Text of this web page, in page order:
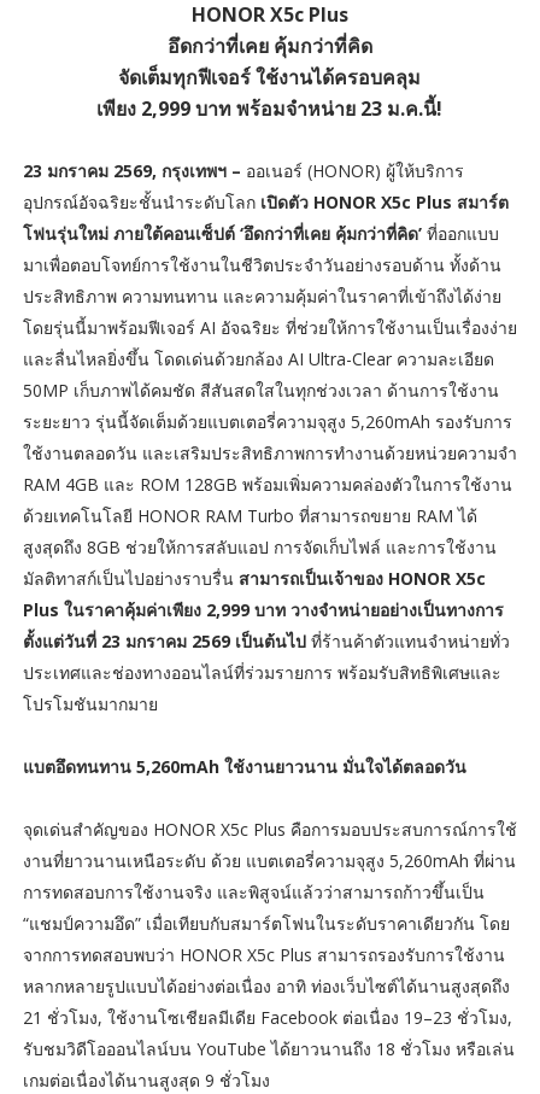
HONOR X5c Plus
อึดกว่าที่เคย คุ้มกว่าที่คิด
จัดเต็มทุกฟีเจอร์ ใช้งานได้ครอบคลุม
เพียง 2,999 บาท พร้อมจำหน่าย 23 ม.ค.นี้!
23 มกราคม 2569, กรุงเทพฯ – ออเนอร์ (HONOR) ผู้ให้บริการ
อุปกรณ์อัจฉริยะชั้นนำระดับโลก เปิดตัว HONOR X5c Plus สมาร์ต
โฟนรุ่นใหม่ ภายใต้คอนเซ็ปต์ ‘อึดกว่าที่เคย คุ้มกว่าที่คิด’ ที่ออกแบบ
มาเพื่อตอบโจทย์การใช้งานในชีวิตประจำวันอย่างรอบด้าน ทั้งด้าน
ประสิทธิภาพ ความทนทาน และความคุ้มค่าในราคาที่เข้าถึงได้ง่าย
โดยรุ่นนี้มาพร้อมฟีเจอร์ AI อัจฉริยะ ที่ช่วยให้การใช้งานเป็นเรื่องง่าย
และลื่นไหลยิ่งขึ้น โดดเด่นด้วยกล้อง AI Ultra-Clear ความละเอียด
50MP เก็บภาพได้คมชัด สีสันสดใสในทุกช่วงเวลา ด้านการใช้งาน
ระยะยาว รุ่นนี้จัดเต็มด้วยแบตเตอรี่ความจุสูง 5,260mAh รองรับการ
ใช้งานตลอดวัน และเสริมประสิทธิภาพการทำงานด้วยหน่วยความจำ
RAM 4GB และ ROM 128GB พร้อมเพิ่มความคล่องตัวในการใช้งาน
ด้วยเทคโนโลยี HONOR RAM Turbo ที่สามารถขยาย RAM ได้
สูงสุดถึง 8GB ช่วยให้การสลับแอป การจัดเก็บไฟล์ และการใช้งาน
มัลติทาสก์เป็นไปอย่างราบรื่น สามารถเป็นเจ้าของ HONOR X5c
Plus ในราคาคุ้มค่าเพียง 2,999 บาท วางจำหน่ายอย่างเป็นทางการ
ตั้งแต่วันที่ 23 มกราคม 2569 เป็นต้นไป ที่ร้านค้าตัวแทนจำหน่ายทั่ว
ประเทศและช่องทางออนไลน์ที่ร่วมรายการ พร้อมรับสิทธิพิเศษและ
โปรโมชันมากมาย
แบตอึดทนทาน 5,260mAh ใช้งานยาวนาน มั่นใจได้ตลอดวัน
จุดเด่นสำคัญของ HONOR X5c Plus คือการมอบประสบการณ์การใช้
งานที่ยาวนานเหนือระดับ ด้วย แบตเตอรี่ความจุสูง 5,260mAh ที่ผ่าน
การทดสอบการใช้งานจริง และพิสูจน์แล้วว่าสามารถก้าวขึ้นเป็น
“แชมป์ความอึด” เมื่อเทียบกับสมาร์ตโฟนในระดับราคาเดียวกัน โดย
จากการทดสอบพบว่า HONOR X5c Plus สามารถรองรับการใช้งาน
หลากหลายรูปแบบได้อย่างต่อเนื่อง อาทิ ท่องเว็บไซต์ได้นานสูงสุดถึง
21 ชั่วโมง, ใช้งานโซเชียลมีเดีย Facebook ต่อเนื่อง 19–23 ชั่วโมง,
รับชมวิดีโอออนไลน์บน YouTube ได้ยาวนานถึง 18 ชั่วโมง หรือเล่น
เกมต่อเนื่องได้นานสูงสุด 9 ชั่วโมง